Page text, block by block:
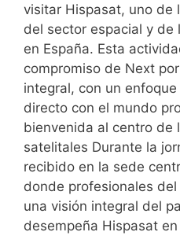
visitar Hispasat, uno de
del sector espacial y de
en España. Esta
compromiso de Next
integral, con un
directo con el mundo
bienvenida al centro de
satelitales Durante la
recibido en la sede
donde profesionales
una visión integral del
desempeña Hispasat